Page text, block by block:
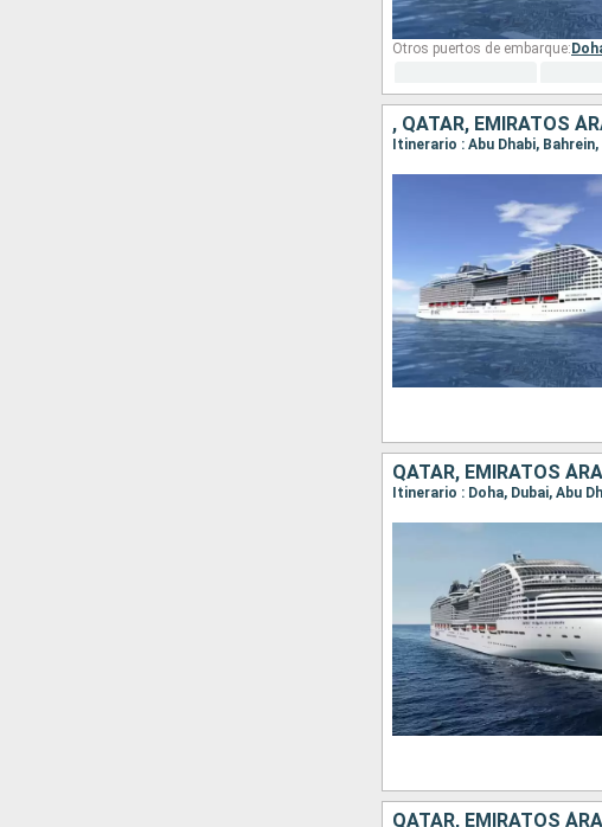
Otros puertos de embarque:
, QATAR, EMIRATOS
Itinerario : Abu Dhabi,
QATAR, EMIRATOS